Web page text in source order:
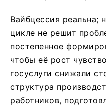
Вайбцессия реальна;
цикле не решит
постепенное
чтобы её рост
госуслуги снижали
структура
работников,